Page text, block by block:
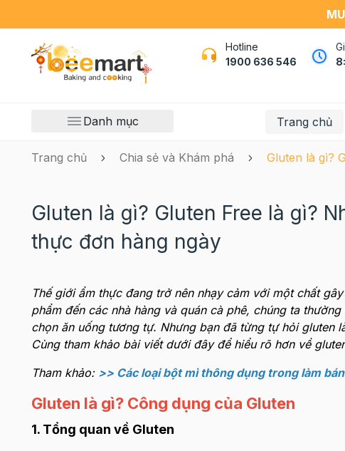
Hotline
1900 636 546
Danh mục Trang chủ
Trang chủ Chia sẻ và Khám phá Gluten là gì?
Gluten là gì? Gluten Free là gì?
thực đơn hàng ngày
Thế giới ẩm thực đang trở nên nhạy cảm với một chất
phẩm đến các nhà hàng và quán cà phê, chúng ta
chọn ăn uống tương tự. Nhưng bạn đã từng tự hỏi gluten
Cùng tham khảo bài viết dưới đây để hiểu rõ hơn về
Tham khảo: >> Các loại bột mì thông dụng trong làm
Gluten là gì? Công dụng của Gluten
1. Tổng quan về Gluten